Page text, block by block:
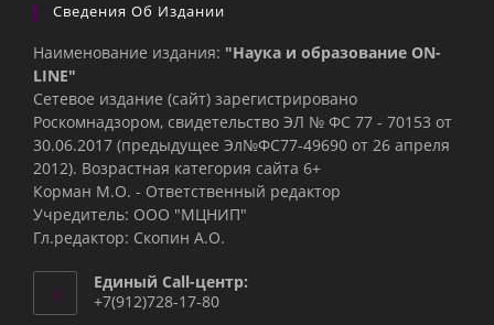
Сведения Об Издании
Наименование издания: "Наука и образование ON-
LINE"
Сетевое издание (сайт) зарегистрировано
Роскомнадзором, свидетельство ЭЛ № ФС 77 - 70153 от
30.06.2017 (предыдущее Эл№ФC77-49690 от 26 апреля
2012). Возрастная категория сайта 6+
Корман М.О. - Ответственный редактор
Учредитель: ООО "МЦНИП"
Гл.редактор: Скопин А.О.
Единый Call-центр:
+7(912)728-17-80